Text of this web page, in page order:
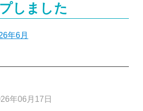
しました
年6月
年06月17日